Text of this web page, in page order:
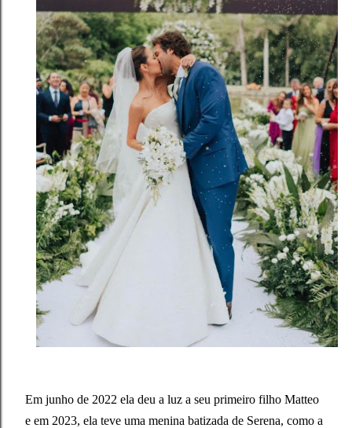
Em junho de 2022 ela deu a luz a seu primeiro filho Matteo
e em 2023, ela teve uma menina batizada de Serena, como a